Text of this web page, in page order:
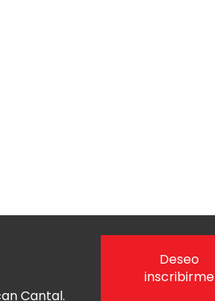
Cantal.
Deseo
inscribirme